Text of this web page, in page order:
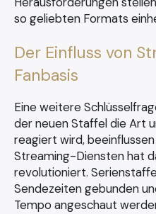
so geliebten Formats
Der Einfluss von
Fanbasis
Eine weitere
der neuen Staffel die Art
reagiert wird,
Streaming-Diensten hat
revolutioniert.
Sendezeiten gebunden
Tempo angeschaut